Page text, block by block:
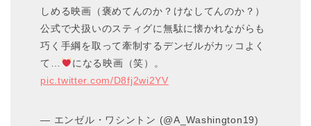
しめる映画（褒めてんのか？けなしてんのか？）
公式で犬扱いのスティグに無駄に懐かれながらも
巧く手綱を取って牽制するデンゼルがカッコよく
て…
になる映画（笑）。
pic.twitter.com/D8fj2wi2YV
— エンゼル・ワシントン (@A_Washington19)